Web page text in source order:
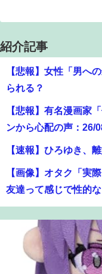
紹介記事
【悲報】女性「男へ
られる？
【悲報】有名漫画家
ンから心配の声：26/
【速報】ひろゆき、
【画像】オタク「実
友達って感じで性的
ｗ：26/08/06のニュー
【速報】ひろゆき、
【爆笑】最近のオス
26/08/05のニュース